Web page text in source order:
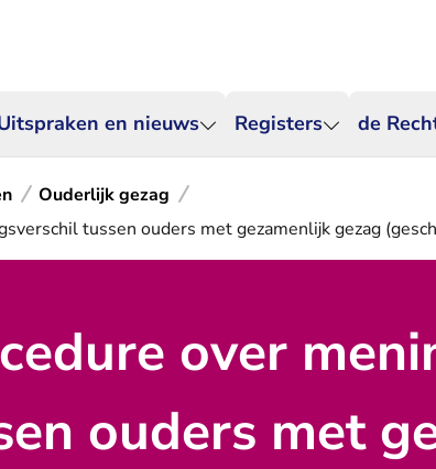
en nieuws Registers de
Ouderlijk gezag
tussen ouders met gezamenlijk gezag
over
ouders met